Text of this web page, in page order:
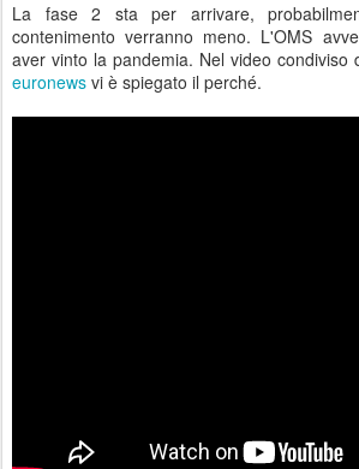
La fase 2 sta per arrivare,
contenimento verranno meno. L'OMS
aver vinto la pandemia. Nel video condiviso
euronews vi è spiegato il perché.